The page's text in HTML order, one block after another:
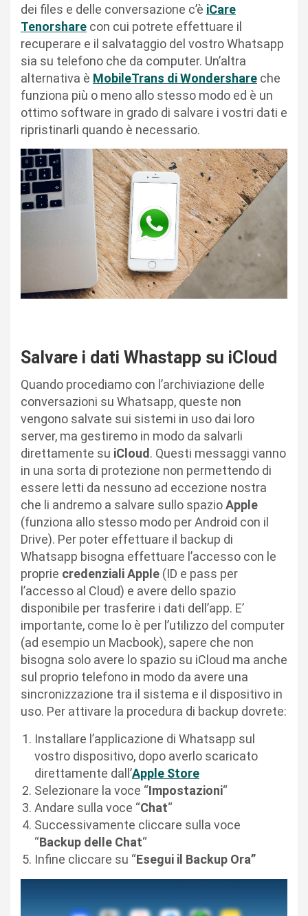
dei files e delle conversazione c’è iCare
Tenorshare con cui potrete effettuare il
recuperare e il salvataggio del vostro Whatsapp
sia su telefono che da computer. Un’altra
alternativa è MobileTrans di Wondershare che
funziona più o meno allo stesso modo ed è un
ottimo software in grado di salvare i vostri dati e
ripristinarli quando è necessario.
Salvare i dati Whastapp su iCloud
Quando procediamo con l’archiviazione delle
conversazioni su Whatsapp, queste non
vengono salvate sui sistemi in uso dai loro
server, ma gestiremo in modo da salvarli
direttamente su iCloud . Questi messaggi vanno
in una sorta di protezione non permettendo di
essere letti da nessuno ad eccezione nostra
che li andremo a salvare sullo spazioApple
(funziona allo stesso modo per Android con il
Drive). Per poter effettuare il backup di
Whatsapp bisogna effettuare l’accesso con le
proprie credenziali Apple (ID e pass per
l’accesso al Cloud) e avere dello spazio
disponibile per trasferire i dati dell’app. E’
importante, come lo è per l’utilizzo del computer
(ad esempio un Macbook), sapere che non
bisogna solo avere lo spazio su iCloud ma anche
sul proprio telefono in modo da avere una
sincronizzazione tra il sistema e il dispositivo in
uso. Per attivare la procedura di backup dovrete:
Installare l’applicazione di Whatsapp sul
vostro dispositivo, dopo averlo scaricato
direttamente dall’Apple Store
Selezionare la voce “Impostazioni“
Andare sulla voce “Chat“
Successivamente cliccare sulla voce
“Backup delle Chat“
Infine cliccare su “Esegui il Backup Ora”